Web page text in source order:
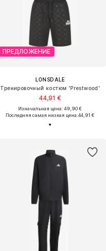
ПРЕДЛОЖЕНИЕ
LONSDALE
Тренировочный костюм 'Prestwood'
44,91 €
Изначальная цена: 49,90 €
Последняя самая низкая цена:44,91 €